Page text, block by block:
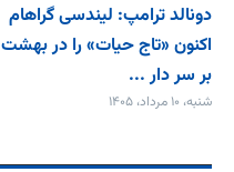
دونالد ترامپ: لیندسی گراهام
اکنون «تاج حیات» را در بهشت
بر سر دار ...
شنبه، ۱۰ مرداد، ۱۴۰۵